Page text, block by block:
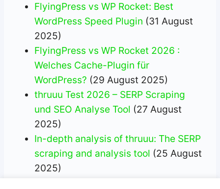
FlyingPress vs WP Rocket: Best
WordPress Speed Plugin (31 August
2025)
FlyingPress vs WP Rocket 2026 :
Welches Cache-Plugin für
WordPress? (29 August 2025)
thruuu Test 2026 – SERP Scraping
und SEO Analyse Tool (27 August
2025)
In-depth analysis of thruuu: The SERP
scraping and analysis tool (25 August
2025)